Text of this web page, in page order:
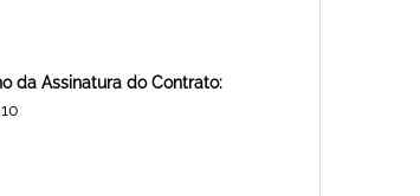
da Assinatura do Contrato: